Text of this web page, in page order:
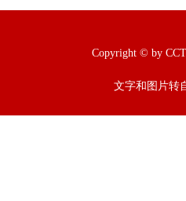
Copyright © by
文字和图片转